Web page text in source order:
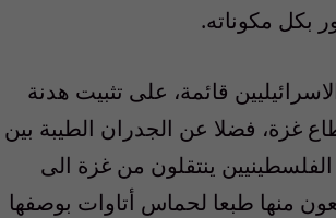
بكل مكوناته.
قائمة، على تثبيت هدنة
فضلا عن الجدران الطيبة بين
ينتقلون من غزة الى
منها طبعا لحماس أتاوات بوصفها